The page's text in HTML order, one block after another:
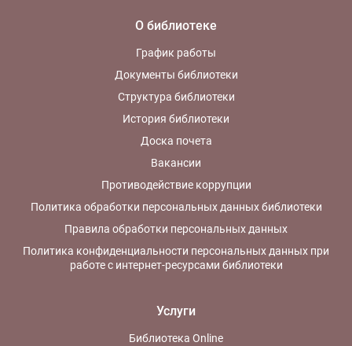
О библиотеке
График работы
Документы библиотеки
Структура библиотеки
История библиотеки
Доска почета
Вакансии
Противодействие коррупции
Политика обработки персональных данных библиотеки
Правила обработки персональных данных
Политика конфиденциальности персональных данных при
работе с интернет-ресурсами библиотеки
Услуги
Библиотека Online